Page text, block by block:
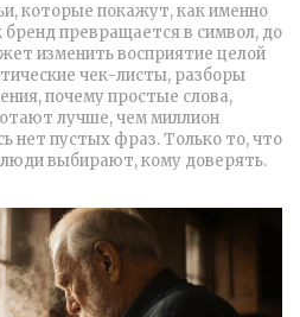
которые покажут, как именно
бренд превращается в символ, до
изменить восприятие целой
чек-листы, разборы
почему простые слова,
лучше, чем миллион
нет пустых фраз. Только то, что
люди выбирают, кому доверять.